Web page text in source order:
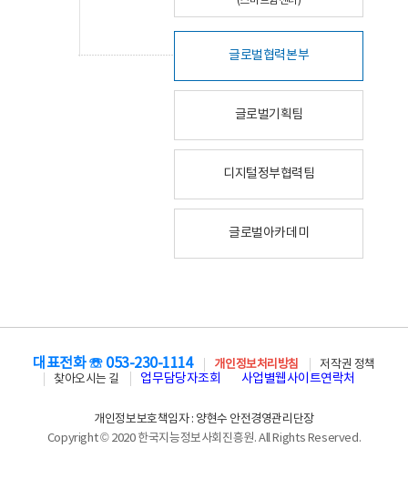
글로벌협력본부
글로벌기획팀
디지털정부협력팀
글로벌아카데미
대표전화 ☏ 053-230-1114 개인정보처리방침
저작권 정책
찾아오시는 길
업무담당자조회 사업별웹사이트연락처
개인정보보호책임자 : 양현수 안전경영관리단장
Copyright © 2020 한국지능정보사회진흥원. All Rights Reserved.